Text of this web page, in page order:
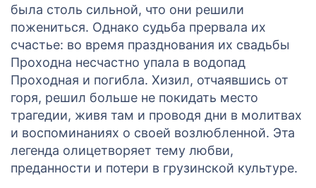
была столь сильной, что они решили
пожениться. Однако судьба прервала их
счастье: во время празднования их свадьбы
Проходна несчастно упала в водопад
Проходная и погибла. Хизил, отчаявшись от
горя, решил больше не покидать место
трагедии, живя там и проводя дни в молитвах
и воспоминаниях о своей возлюбленной. Эта
легенда олицетворяет тему любви,
преданности и потери в грузинской культуре.